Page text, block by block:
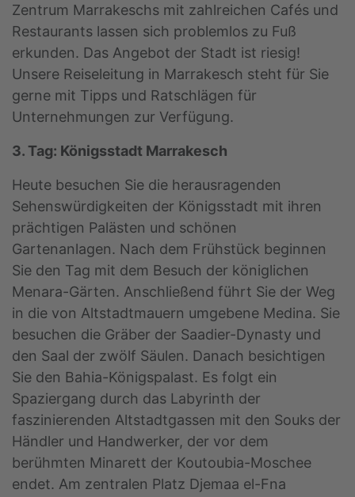
Zentrum Marrakeschs mit zahlreichen Cafés und
Restaurants lassen sich problemlos zu Fuß
erkunden. Das Angebot der Stadt ist riesig!
Unsere Reiseleitung in Marrakesch steht für Sie
gerne mit Tipps und Ratschlägen für
Unternehmungen zur Verfügung.
3. Tag: Königsstadt Marrakesch
Heute besuchen Sie die herausragenden
Sehenswürdigkeiten der Königsstadt mit ihren
prächtigen Palästen und schönen
Gartenanlagen. Nach dem Frühstück beginnen
Sie den Tag mit dem Besuch der königlichen
Menara-Gärten. Anschließend führt Sie der Weg
in die von Altstadtmauern umgebene Medina. Sie
besuchen die Gräber der Saadier-Dynasty und
den Saal der zwölf Säulen. Danach besichtigen
Sie den Bahia-Königspalast. Es folgt ein
Spaziergang durch das Labyrinth der
faszinierenden Altstadtgassen mit den Souks der
Händler und Handwerker, der vor dem
berühmten Minarett der Koutoubia-Moschee
endet. Am zentralen Platz Djemaa el-Fna